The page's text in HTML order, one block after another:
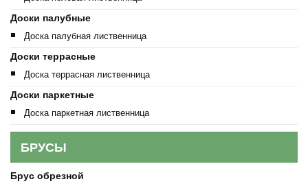
Доски палубные
Доска палубная лиственница
Доски террасные
Доска террасная лиственница
Доски паркетные
Доска паркетная лиственница
БРУСЫ
Брус обрезной